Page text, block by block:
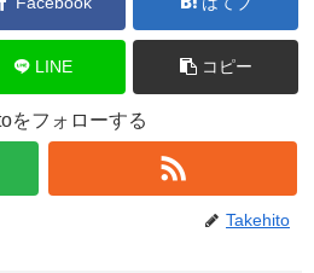
LINE コピー
をフォローする
Takehito